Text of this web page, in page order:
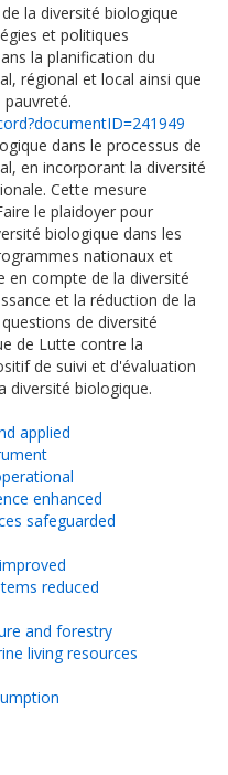
la diversité biologique
et politiques
la planification du
régional et local ainsi que
dans le processus de
en incorporant la diversité
Cette mesure
le plaidoyer pour
biologique dans les
nationaux et
en compte de la diversité
et la réduction de la
de diversité
de Lutte contre la
de suivi et d'évaluation
diversité biologique.
applied
enhanced
safeguarded
reduced
and forestry
living resources